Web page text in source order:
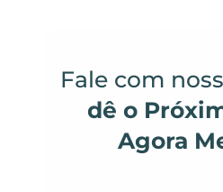
Fale com
dê o
Agora